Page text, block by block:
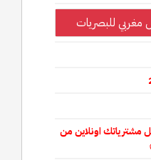
للبصريات
اونلاين من